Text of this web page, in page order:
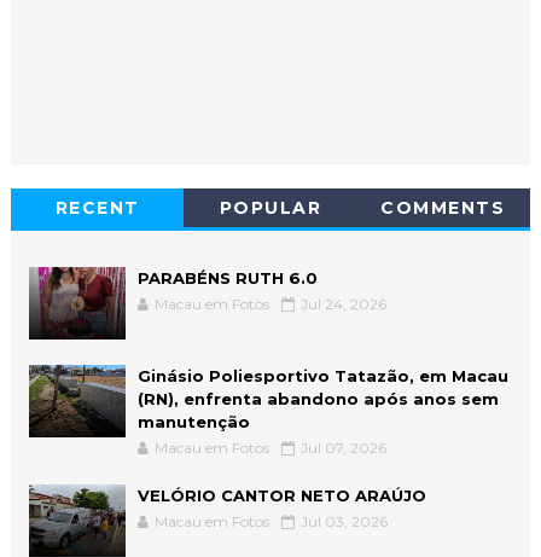
RECENT POPULAR COMMENTS
PARABÉNS RUTH 6.0
Macau em Fotos Jul 24, 2026
Ginásio Poliesportivo Tatazão, em Macau
(RN), enfrenta abandono após anos sem
manutenção
Macau em Fotos Jul 07, 2026
VELÓRIO CANTOR NETO ARAÚJO
Macau em Fotos Jul 03, 2026